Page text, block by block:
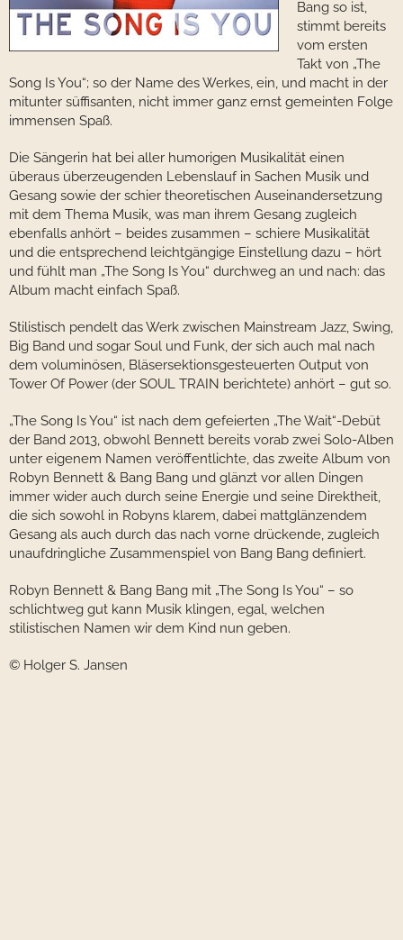
Bang so ist,
stimmt bereits
vom ersten
Takt von „The
Song Is You“; so der Name des Werkes, ein, und macht in der
mitunter süffisanten, nicht immer ganz ernst gemeinten Folge
immensen Spaß.
Die Sängerin hat bei aller humorigen Musikalität einen
überaus überzeugenden Lebenslauf in Sachen Musik und
Gesang sowie der schier theoretischen Auseinandersetzung
mit dem Thema Musik, was man ihrem Gesang zugleich
ebenfalls anhört – beides zusammen – schiere Musikalität
und die entsprechend leichtgängige Einstellung dazu – hört
und fühlt man „The Song Is You“ durchweg an und nach: das
Album macht einfach Spaß.
Stilistisch pendelt das Werk zwischen Mainstream Jazz, Swing,
Big Band und sogar Soul und Funk, der sich auch mal nach
dem voluminösen, Bläsersektionsgesteuerten Output von
Tower Of Power (der SOUL TRAIN berichtete) anhört – gut so.
„The Song Is You“ ist nach dem gefeierten „The Wait“-Debüt
der Band 2013, obwohl Bennett bereits vorab zwei Solo-Alben
unter eigenem Namen veröffentlichte, das zweite Album von
Robyn Bennett & Bang Bang und glänzt vor allen Dingen
immer wider auch durch seine Energie und seine Direktheit,
die sich sowohl in Robyns klarem, dabei mattglänzendem
Gesang als auch durch das nach vorne drückende, zugleich
unaufdringliche Zusammenspiel von Bang Bang definiert.
Robyn Bennett & Bang Bang mit „The Song Is You“ – so
schlichtweg gut kann Musik klingen, egal, welchen
stilistischen Namen wir dem Kind nun geben.
© Holger S. Jansen